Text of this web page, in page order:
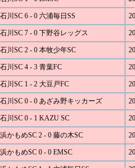
川SC 6 - 0 六浦毎日SS
川SC 7 - 0 下野谷レッグス
川SC 2 - 0 本牧少年SC
川SC 4 - 3 青葉FC
川SC 1 - 2 大豆戸FC
川SC 0 - 0 あざみ野キッカーズ
川SC 0 - 1 KAZU SC
かもめSC 2 - 0 藤の木SC
かもめSC 0 - 0 EMSC